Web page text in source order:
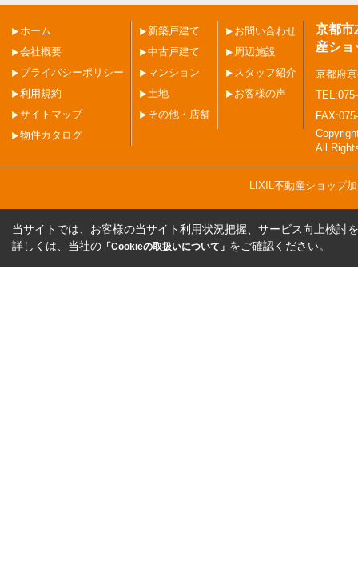
ホーム
会社概要
プライバシーポリシー
利用規約
サイトマップ
物件カタログ
新築戸建て
中古戸建て
マンション
土地
その他・店舗
お問い合わせ
周辺施設
スタッフ紹介
お客様の声
京都市
産ショ
京都府
All
LIXIL不動産ショップ
当サイトでは、お客様の当サイト利用状況把握、サービス向上検討
詳しくは、当社の 「Cookieの取扱いについて」 をご確認ください。